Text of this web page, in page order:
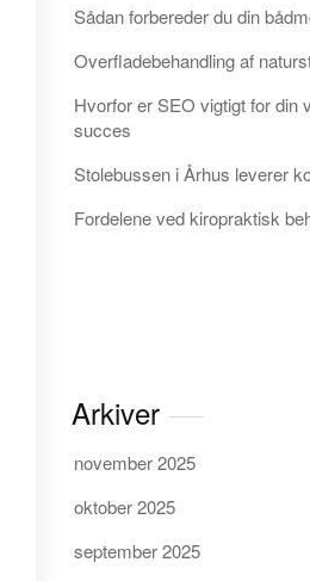
Sådan forbereder du din
Overfladebehandling af
Hvorfor er SEO vigtigt for din
succes
Stolebussen i Århus leverer
Fordelene ved kiropraktisk
Arkiver
november 2025
oktober 2025
september 2025